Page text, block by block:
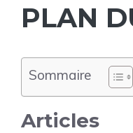
PLAN
Sommaire
Articles